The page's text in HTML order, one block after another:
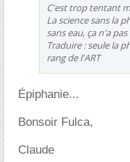
C'est trop tentant
La science sans la
sans eau, ça n'a
Traduire : seule la
rang de l'ART
Épiphanie...
Bonsoir Fulca,
Claude